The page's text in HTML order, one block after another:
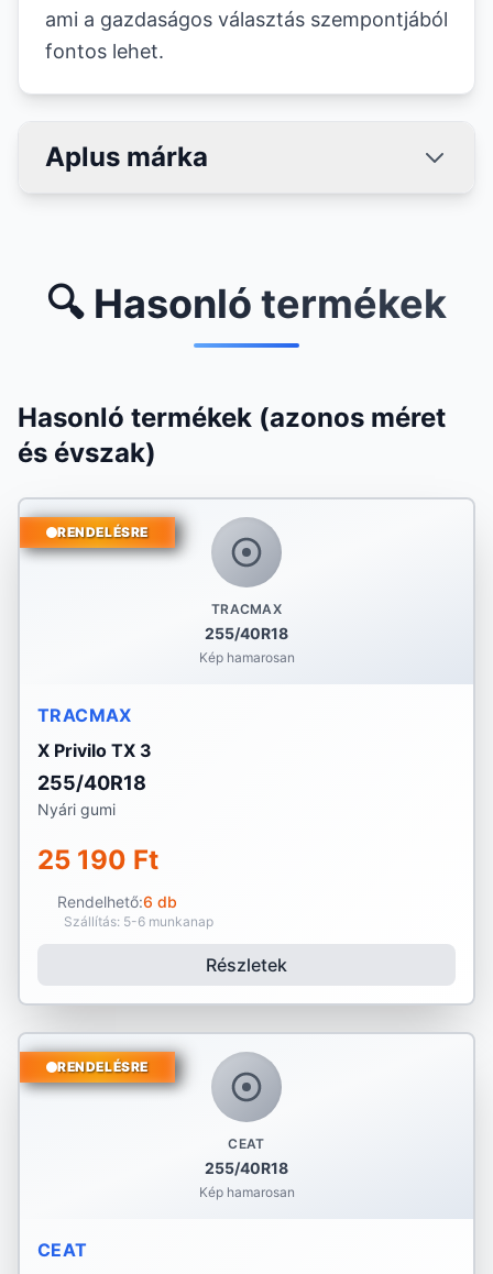
ami a gazdaságos választás szempontjából
fontos lehet.
Aplus márka
🔍 Hasonló termékek
Hasonló termékek (azonos méret
és évszak)
TRACMAX
255/40R18
Kép hamarosan
RENDELÉSRE
TRACMAX
X Privilo TX 3
255/40R18
Nyári gumi
25 190 Ft
Rendelhető:6 db
Szállítás: 5-6 munkanap
Részletek
CEAT
255/40R18
Kép hamarosan
RENDELÉSRE
CEAT